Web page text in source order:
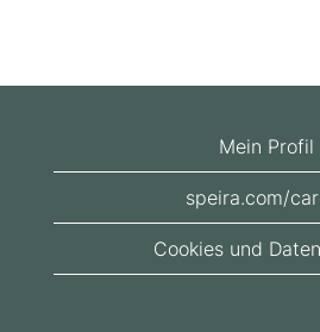
Mein Profil
speira.com/
Cookies und